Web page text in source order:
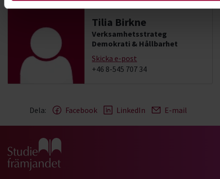
Tilia Birkne
Verksamhetsstrateg
Demokrati & Hållbarhet
Skicka e-post
+46 8-545 707 34
Dela: Facebook LinkedIn E-mail
Gå till studiefrämjandets startsida